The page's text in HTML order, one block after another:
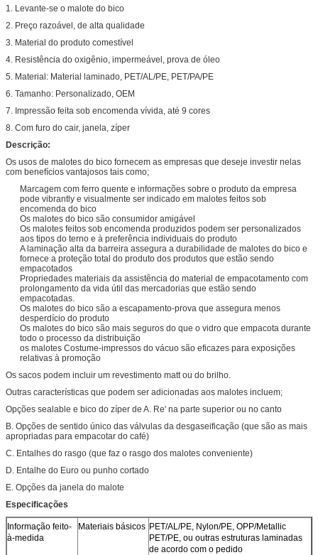
1. Levante-se o malote do bico
2. Preço razoável, de alta qualidade
3. Material do produto comestível
4. Resistência do oxigênio, impermeável, prova de óleo
5. Material: Material laminado, PET/AL/PE, PET/PA/PE
6. Tamanho: Personalizado, OEM
7. Impressão feita sob encomenda vívida, até 9 cores
8. Com furo do cair, janela, zíper
Descrição:
Os usos de malotes do bico fornecem as empresas que deseje investir nelas
com benefícios vantajosos tais como;
Marcagem com ferro quente e informações sobre o produto da empresa
pode vibrantly e visualmente ser indicado em malotes feitos sob
encomenda do bico
Os malotes do bico são consumidor amigável
Os malotes feitos sob encomenda produzidos podem ser personalizados
aos tipos do terno e à preferência individuais do produto
A laminação alta da barreira assegura a durabilidade de malotes do bico e
fornece a proteção total do produto dos produtos que estão sendo
empacotados
Propriedades materiais da assistência do material de empacotamento com
prolongamento da vida útil das mercadorias que estão sendo
empacotadas.
Os malotes do bico são a escapamento-prova que assegura menos
desperdício do produto
Os malotes do bico são mais seguros do que o vidro que empacota durante
todo o processo da distribuição
os malotes Costume-impressos do vácuo são eficazes para exposições
relativas à promoção
Os sacos podem incluir um revestimento matt ou do brilho.
Outras características que podem ser adicionadas aos malotes incluem;
Opções sealable e bico do zíper de A. Re' na parte superior ou no canto
B. Opções de sentido único das válvulas da desgaseificação (que são as mais
apropriadas para empacotar do café)
C. Entalhes do rasgo (que faz o rasgo dos malotes conveniente)
D. Entalhe do Euro ou punho cortado
E. Opções da janela do malote
Especificações
Informação feito-
à-medida
Materiais básicos PET/AL/PE, Nylon/PE, OPP/Metallic
PET/PE, ou outras estruturas laminadas
de acordo com o pedido